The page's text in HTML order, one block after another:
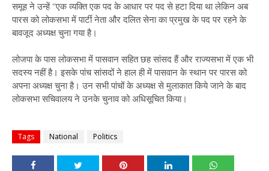
समूह ने उन्हें ''एक व्यक्ति एक पद के आधार पर पद से हटा दिया था लेकिन अब
पारस को लोकसभा में पार्टी नेता और दलित सेना का प्रमुख के पद पर रहने के
बावजूद अध्यक्ष चुना गया है।
लोजपा के पास लोकसभा में पासवान सहित छह सांसद हैं और राज्यसभा में एक भी
सदस्य नहीं है। इसके पांच सांसदों ने हाल ही में पासवान के स्थान पर पारस को
अपना अध्यक्ष चुना है। उन सभी पांचों के अध्यक्ष से मुलाकात किये जाने के बाद
लोकसभा सचिवालय ने उनके चुनाव को अधिसूचित किया।
Tags National Politics